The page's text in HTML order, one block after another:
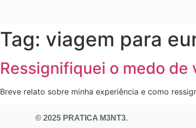
Tag: viagem para
Ressignifiquei o medo de
Breve relato sobre minha experiência e como
© 2025 PRATICA M3NT3.